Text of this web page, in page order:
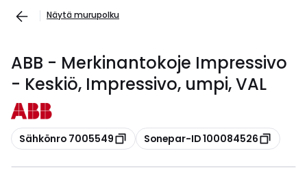
Näytä murupolku
ABB - Merkinantokoje Impressivo
- Keskiö, Impressivo, umpi, VAL
Kopioi
Sähkönro 7005549 Kopioi
Sonepar-ID 100084526